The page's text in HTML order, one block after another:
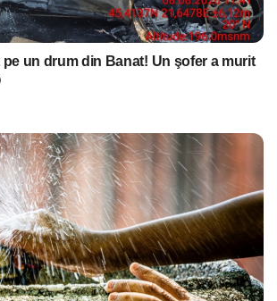
un drum din Banat! Un şofer a murit